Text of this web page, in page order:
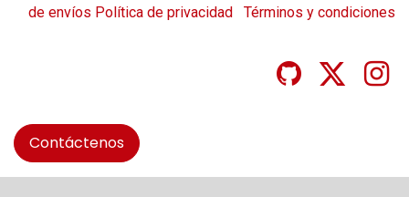
de envíos Política de privacidad Términos y condiciones
Contáctenos